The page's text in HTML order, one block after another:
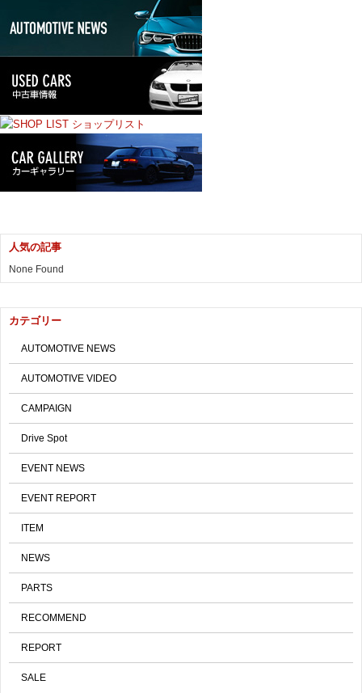
人気の記事
None Found
カテゴリー
AUTOMOTIVE NEWS
AUTOMOTIVE VIDEO
CAMPAIGN
Drive Spot
EVENT NEWS
EVENT REPORT
ITEM
NEWS
PARTS
RECOMMEND
REPORT
SALE